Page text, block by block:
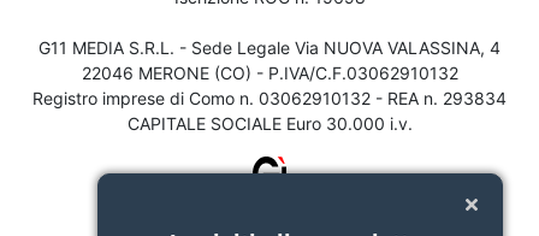
G11 MEDIA S.R.L. - Sede Legale Via NUOVA VALASSINA, 4
22046 MERONE (CO) - P.IVA/C.F.03062910132
Registro imprese di Como n. 03062910132 - REA n. 293834
CAPITALE SOCIALE Euro 30.000 i.v.